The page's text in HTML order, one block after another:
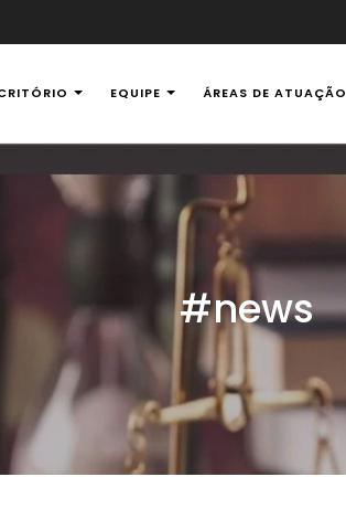
Ambiental
EQUIPE ÁREAS DE ATUAÇÃO
#news